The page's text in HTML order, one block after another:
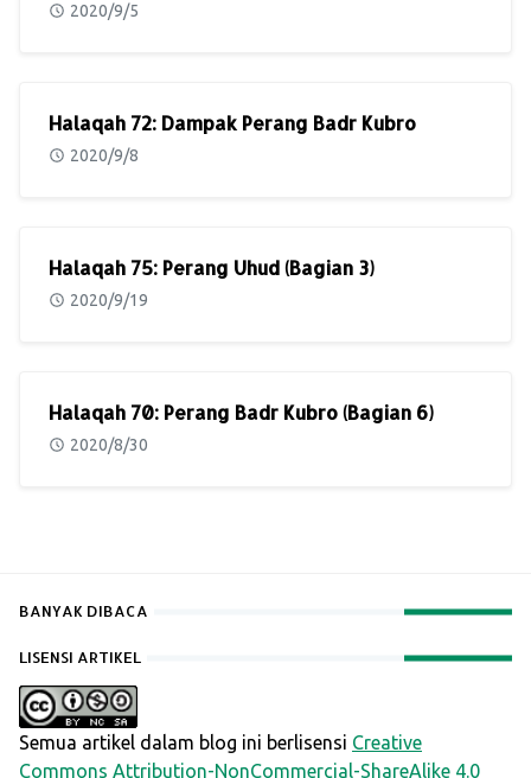
2020/9/5
Halaqah 72: Dampak Perang Badr Kubro
2020/9/8
Halaqah 75: Perang Uhud (Bagian 3)
2020/9/19
Halaqah 70: Perang Badr Kubro (Bagian 6)
2020/8/30
BANYAK DIBACA
LISENSI ARTIKEL
Semua artikel dalam blog ini berlisensi Creative
Commons Attribution-NonCommercial-ShareAlike 4.0